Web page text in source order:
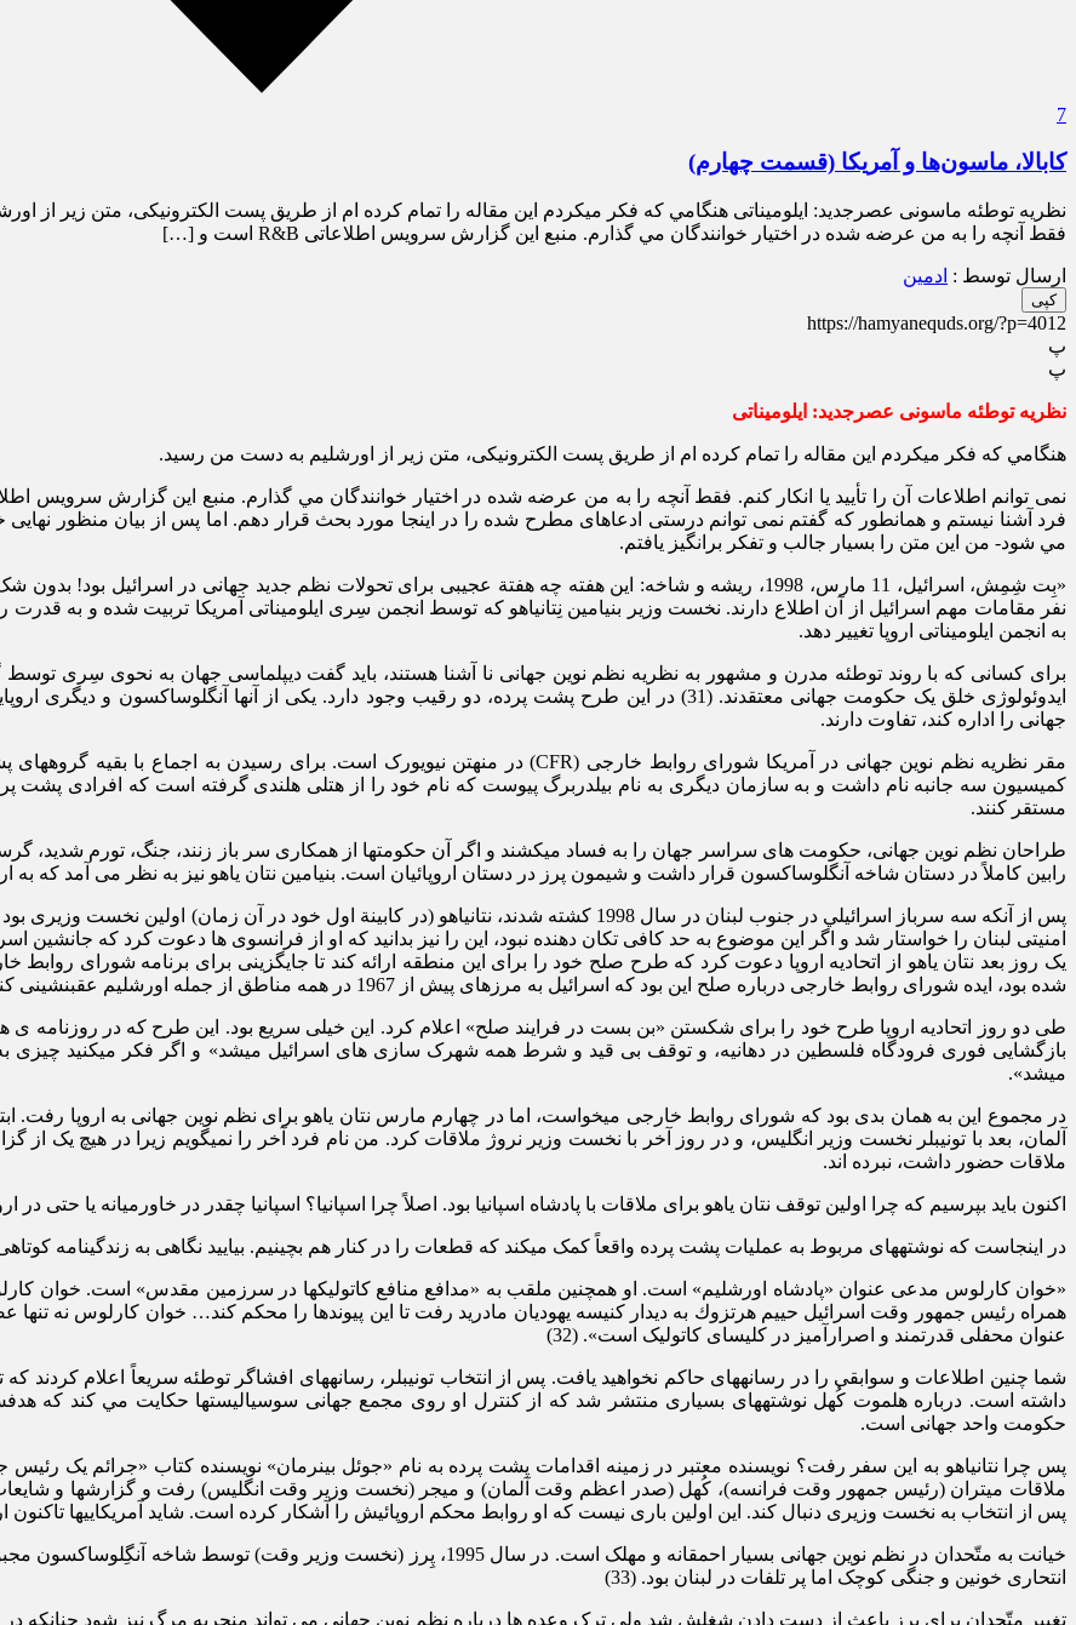
7
کابالا، ماسون‌ها و آمریکا (قسمت چهارم)
نظریه توطئه ماسونی عصرجدید: ایلومیناتی هنگامي كه فکر می‏کردم این مقاله را تمام کرده‏ ام از طریق پست الکترونیکی، متن زیر از
فقط آنچه را به من عرضه شده در اختيار خوانندگان مي گذارم. منبع این گزارش سرویس اطلاعاتی R&B است و […]
ارسال توسط : ادمین
کپی
https://hamyanequds.org/?p=4012
پ
پ
نظریه توطئه ماسونی عصرجدید: ایلومیناتی
هنگامي كه فکر می‏کردم این مقاله را تمام کرده‏ ام از طریق پست الکترونیکی، متن زیر از اورشليم به دست من رسید.
فرد آشنا نیستم و همانطور که گفتم نمی ‏توانم درستی ادعا‏های مطرح شده را در اینجا مورد بحث قرار دهم. اما پس از بیان منظور
مي شود- من این متن را بسیار جالب و تفکر برانگیز یافتم.
نفر مقامات مهم اسرائیل از آن اطلاع دارند. نخست وزیر بنیامین‏ نِتان‏یاهو که توسط انجمن سِری ایلومیناتی آمریکا تربیت شده و به
به انجمن ایلومیناتی اروپا تغییر دهد.
برای کسانی که با روند توطئه مدرن و مشهور به نظریه نظم نوین جهانی نا آشنا هستند، باید گفت دیپلماسی جهان به نحوی سِری
ایدوئولوژی خلق یک حکومت جهانی معتقدند. (31) در این طرح پشت پرده، دو رقیب وجود دارد. یکی از آنها
جهانی را اداره كند، تفاوت دارند.
کميسیون سه جانبه نام داشت و به سازمان دیگری به نام بیلدربرگ پیوست که نام خود را از هتلی هلندی گرفته است که افرادی پشت
مستقر کنند.
طراحان نظم نوین جهانی، حکومت‏ های سراسر جهان را به فساد می‏کشند و اگر آن حکومت‏ها از همکاری سر باز زنند، جنگ، تورم شدید،
رابین کاملاً در دستان شاخه آنگلوساکسون قرار داشت و شیمون پرز در دستان اروپائیان است. بنیامین نتان یاهو نیز به نظر می‏ آمد که به
پس از آنکه سه سرباز اسرائيلي در جنوب لبنان در سال 1998 کشته شدند، نتانیاهو (در كابينة اول خود
امنیتی لبنان را خواستار شد و اگر این موضوع به حد کافی تکان‏ دهنده نبود، این را نیز بدانید که او از فرانسوی‏ ها دعوت کرد که جانشین
یک روز بعد نتان یاهو از اتحادیه اروپا دعوت کرد که طرح صلح خود را برای این منطقه ارائه کند تا جایگزینی برای برنامه شورای
شده بود، ایده شورای روابط خارجی درباره صلح این بود که اسرائیل به مرز‏های پیش از 1967 در همه مناطق از جمله اورشليم عقب‏نشینی کند.
طی دو روز اتحادیه اروپا طرح خود را برای شکستن «بن بست در فرایند صلح» اعلام کرد. این خیلی سریع بود. این طرح که در
بازگشایی فوری فرودگاه فلسطین در دهانیه، و توقف بی قید و شرط همه شهرک سازی‏ های اسرائیل می‏شد» و اگر فکر می‏کنید چیزی به
می‏شد».
در مجموع این به همان بدی بود که شورای روابط خارجی می‏خواست، اما در چهارم مارس نتان یاهو برای نظم نوین جهانی به اروپا رفت.
آلمان، بعد با تونی‏بلر نخست وزیر انگلیس، و در روز آخر با نخست وزیر نروژ ملاقات کرد. من نام فرد آخر را نمی‏گویم زیرا در هیچ یک از
ملاقات حضور داشت، نبرده‏ اند.
اکنون باید بپرسیم که چرا اولین توقف نتان یاهو برای ملاقات با پادشاه اسپانیا بود. اصلاً چرا اسپانیا؟ اسپانیا چقدر در خاورمیانه یا حتی در
در اینجاست که نوشته‏های مربوط به عملیات پشت پرده واقعاً کمک می‏کند که قطعات را در کنار هم بچینیم. بیایید نگاهی به زندگینامه
«خوان کارلوس مدعی عنوان «پادشاه اورشلیم» است. او همچنین ملقب به «مدافع منافع کاتولیک‏ها در سرزمین مقدس» است. خوان کارلوس
عنوان محفلی قدرتمند و اصرارآمیز در کلیسای کاتولیک است». (32)
شما چنین اطلاعات و سوابقی را در رسانه‏های حاکم نخواهید یافت. پس از انتخاب تونی‏بلر، رسانه‏های افشاگر توطئه سریعاً اعلام کردند
داشته است. درباره هلموت کُهل نوشته‏های بسیاری منتشر شد که از کنترل او روی مجمع جهانی سوسیالیست‏ها حكايت مي كند كه
حکومت واحد جهانی است.
پس چرا نتان‏یاهو به این سفر رفت؟ نویسنده معتبر در زمینه اقدامات پشت پرده به نام «جوئل بینرمان» نویسنده کتاب «جرائم یک رئیس
ملاقات میتران (رئیس جمهور وقت فرانسه)، کُهل (صدر اعظم وقت آلمان) و میجر (نخست وزیر وقت انگلیس) رفت و گزارش‏ها و شایعات
پس از انتخاب به نخست وزیری دنبال کند. این اولین باری نیست که او روابط محکم اروپائیش را آشکار کرده است. شاید آمریکایی‏ها تاكنون
خیانت به متّحدان در نظم نوین جهانی بسیار احمقانه و مهلک است. در سال 1995، پِرز
انتحاری خونین و جنگی کوچک اما پر تلفات در لبنان بود. (33)
تغییر متّحدان برای پرز باعث از دست دادن شغلش شد ولی ترک وعده ‏ها درباره نظم نوین جهانی می ‏تواند منجربه مرگ نیز شود چنانکه